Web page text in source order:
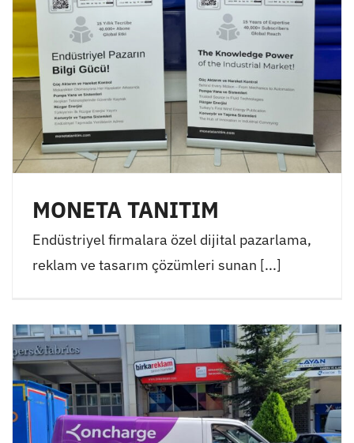
MONETA TANITIM
Endüstriyel firmalara özel dijital pazarlama,
reklam ve tasarım çözümleri sunan [...]